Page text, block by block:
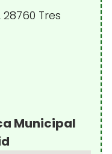
Tres
Municipal